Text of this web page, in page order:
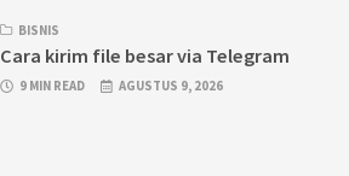
BISNIS
Cara kirim file besar via Telegram
9 MIN READ AGUSTUS 9, 2026